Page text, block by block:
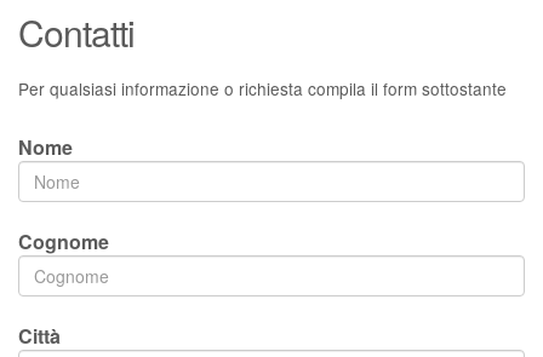
Contatti
Per qualsiasi informazione o richiesta compila il form sottostante
Nome
Cognome
Città